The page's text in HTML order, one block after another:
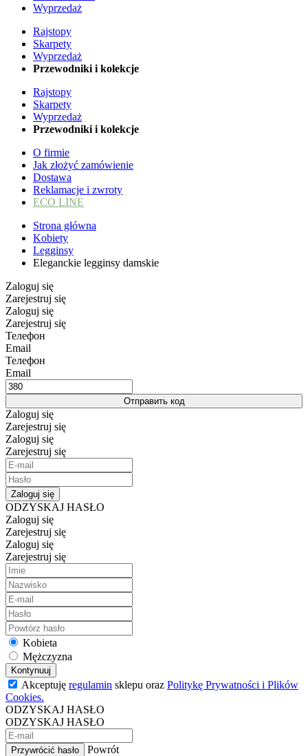
Wyprzedaż
Rajstopy
Skarpety
Wyprzedaż
Przewodniki i kolekcje
Rajstopy
Skarpety
Wyprzedaż
Przewodniki i kolekcje
O firmie
Jak złożyć zamówienie
Dostawa
Reklamacje i zwroty
ECO LINE
Strona główna
Kobiety
Legginsy
Eleganckie legginsy damskie
Zaloguj się
Zarejestruj się
Zaloguj się
Zarejestruj się
Телефон
Email
Телефон
Email
Отправить код
Zaloguj się
Zarejestruj się
Zaloguj się
Zarejestruj się
Zaloguj się
ODZYSKAJ HASŁO
Zaloguj się
Zarejestruj się
Zaloguj się
Zarejestruj się
Kobieta
Mężczyzna
Kontynuuj
Akceptuję regulamin sklepu oraz Politykę Prywatności i Plików
Cookies.
ODZYSKAJ HASŁO
ODZYSKAJ HASŁO
Przywrócić hasło
Powrót